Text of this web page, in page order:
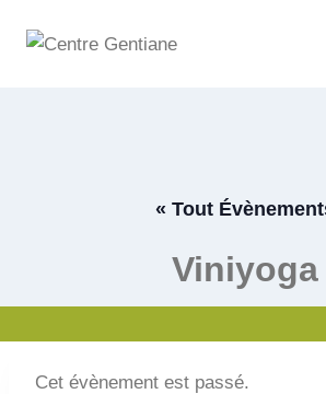
« Tout
Viniyoga
Cet évènement est passé.